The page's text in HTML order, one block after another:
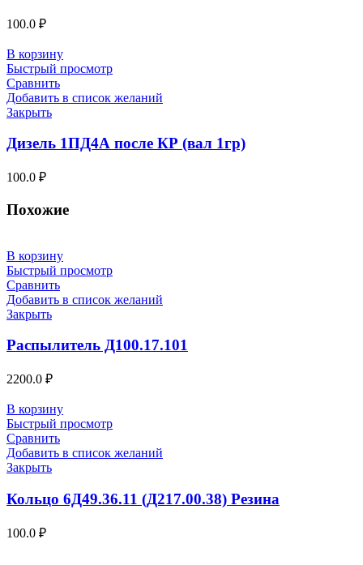
100.0 ₽
В корзину
Быстрый просмотр
Сравнить
Добавить в список желаний
Закрыть
Дизель 1ПД4А после КР (вал 1гр)
100.0 ₽
Похожие
В корзину
Быстрый просмотр
Сравнить
Добавить в список желаний
Закрыть
Распылитель Д100.17.101
2200.0 ₽
В корзину
Быстрый просмотр
Сравнить
Добавить в список желаний
Закрыть
Кольцо 6Д49.36.11 (Д217.00.38) Резина
100.0 ₽